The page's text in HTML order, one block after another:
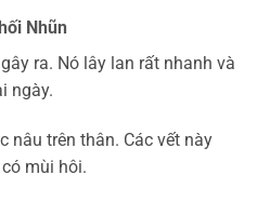
Nhũn
ra. Nó lây lan rất nhanh và
ngày.
nâu trên thân. Các vết này
mùi hôi.